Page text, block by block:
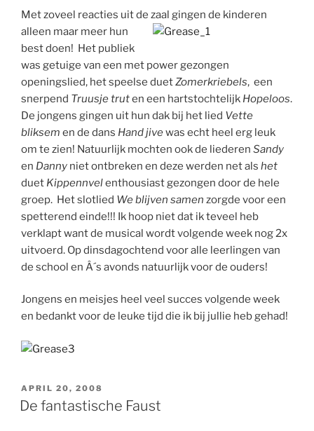
Met zoveel reacties uit de zaal gingen de kinderen
alleen maar meer hun
best doen! Het publiek
was getuige van een met power gezongen
openingslied, het speelse duetZomerkriebels, een
snerpend Truusje truten een hartstochtelijk Hopeloos.
De jongens gingen uit hun dak bij het lied Vette
bliksem en de dans Hand jivewas echt heel erg leuk
om te zien! Natuurlijk mochten ook de liederen Sandy
en Danny niet ontbreken en deze werden net als het
duet Kippennvelenthousiast gezongen door de hele
groep. Het slotlied We blijven samen zorgde voor een
spetterend einde!!! Ik hoop niet dat ik teveel heb
verklapt want de musical wordt volgende week nog 2x
uitvoerd. Op dinsdagochtend voor alle leerlingen van
de school en Â´s avonds natuurlijk voor de ouders!
Jongens en meisjes heel veel succes volgende week
en bedankt voor de leuke tijd die ik bij jullie heb gehad!
GEPLAATST
OP
APRIL 20, 2008
De fantastische Faust